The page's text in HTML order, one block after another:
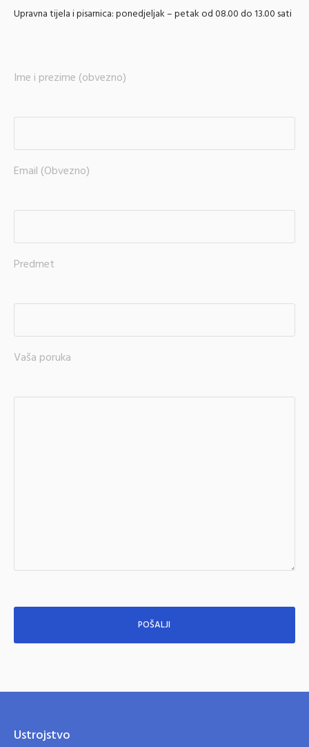
Upravna tijela i pisarnica: ponedjeljak – petak od 08.00 do 13.00 sati
Ime i prezime (obvezno)
Email (Obvezno)
Predmet
Vaša poruka
Ustrojstvo